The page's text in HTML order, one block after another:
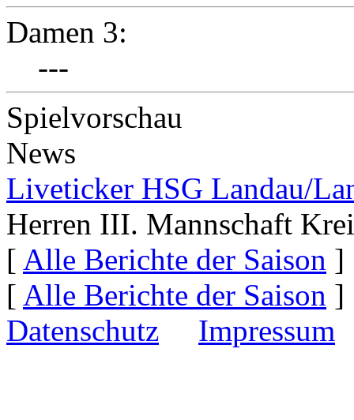
Damen 3:
---
Spielvorschau
News
Liveticker HSG Landau/
Herren III. Mannschaft
[ Alle Berichte der Saison
[ Alle Berichte der Saison
Datenschutz
Impressum